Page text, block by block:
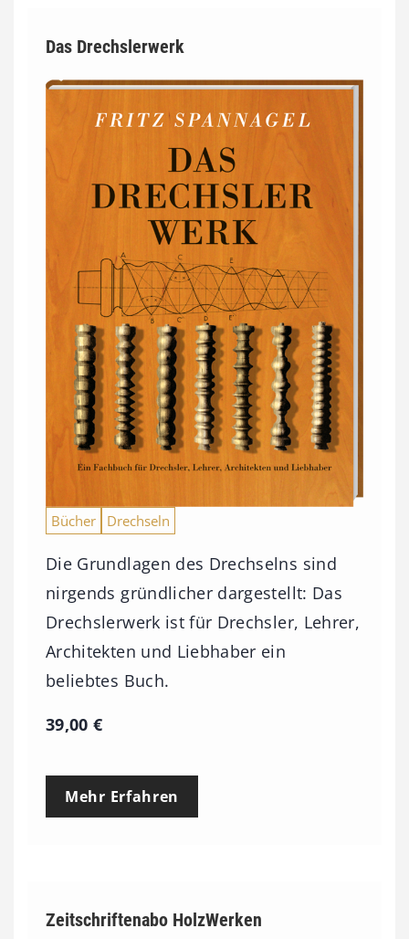
Das Drechslerwerk
Bücher Drechseln
Die Grundlagen des Drechselns sind
nirgends gründlicher dargestellt: Das
Drechslerwerk ist für Drechsler, Lehrer,
Architekten und Liebhaber ein
beliebtes Buch.
39,00€
Mehr Erfahren
Zeitschriftenabo HolzWerken